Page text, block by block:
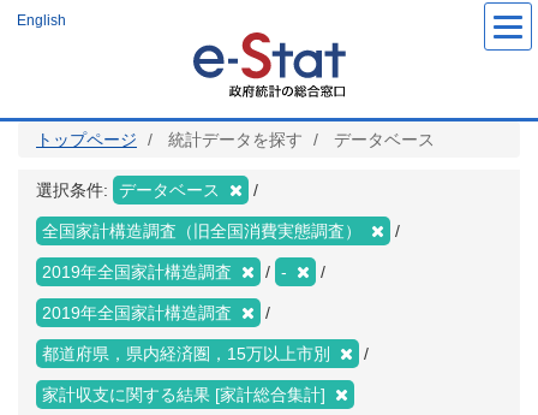
ツ
English
トップページ 統計データを探す データベース
選択条件: データベース
全国家計構造調査（旧全国消費実態調査）
2019年全国家計構造調査 -
2019年全国家計構造調査
都道府県，県内経済圏，15万以上市別
家計収支に関する結果 [家計総合集計]